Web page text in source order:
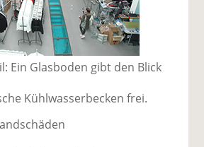
Ein Glasboden gibt den Blick
Kühlwasserbecken frei.